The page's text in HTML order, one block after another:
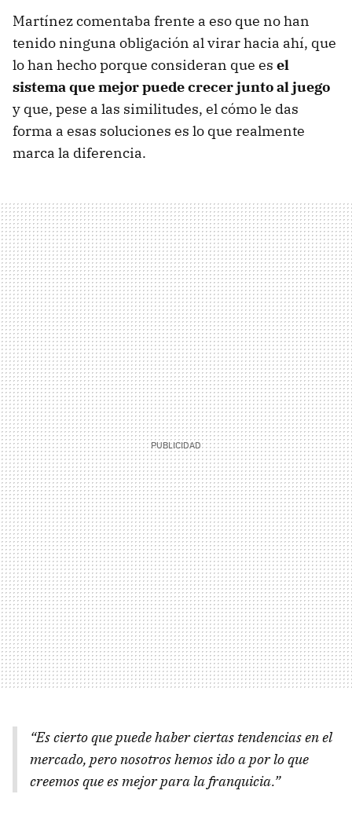
Martínez comentaba frente a eso que no han
tenido ninguna obligación al virar hacia ahí, que
lo han hecho porque consideran que es el
sistema que mejor puede crecer junto al juego
y que, pese a las similitudes, el cómo le das
forma a esas soluciones es lo que realmente
marca la diferencia.
“Es cierto que puede haber ciertas tendencias en el
mercado, pero nosotros hemos ido a por lo que
creemos que es mejor para la franquicia.”